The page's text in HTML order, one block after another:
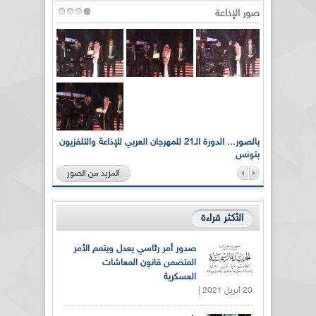
صور الإذاعة
بالصور... الدورة الـ21 للمهرجان العربي للإذاعة والتلفزيون
بتونس
المزيد من الصور
الأكثر قراءة
صدور أمر رئاسي يعدل ويتمم الأمر
المتضمن قانون المعاشات
العسكرية
20 أبريل 2021 |